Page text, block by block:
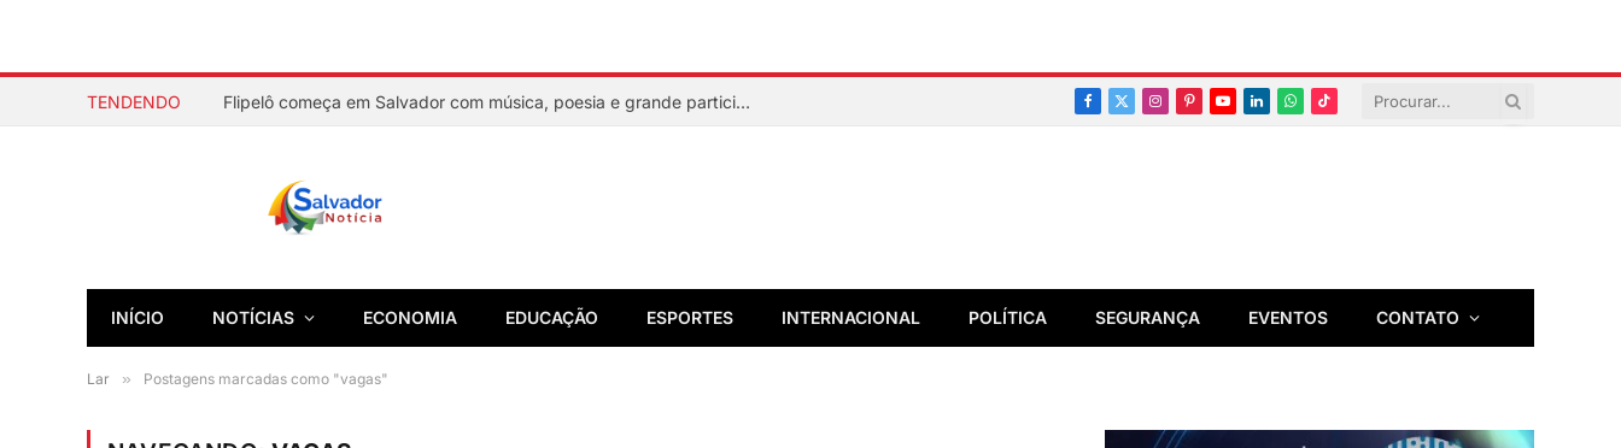
TENDENDO Flipelô começa em Salvador com música, poesia e grande participação
Facebook
X
Instagram
PinterestYouTubeLinkedInWhatsapp
TikTok
INÍCIO NOTÍCIAS ECONOMIA EDUCAÇÃO ESPORTES INTERNACIONAL POLÍTICA SEGURANÇA EVENTOS CONTATO
Lar » Postagens marcadas como "vagas"